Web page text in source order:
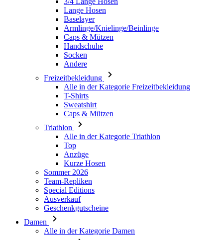
Lange Hosen
Baselayer
Armlinge/Knielinge/Beinlinge
Caps & Mützen
Handschuhe
Socken
Andere
Freizeitbekleidung
Alle in der Kategorie Freizeitbekleidung
T-Shirts
Sweatshirt
Caps & Mützen
Triathlon
Alle in der Kategorie Triathlon
Top
Anzüge
Kurze Hosen
Sommer 2026
Team-Repliken
Special Editions
Ausverkauf
Geschenkgutscheine
Damen
Alle in der Kategorie Damen